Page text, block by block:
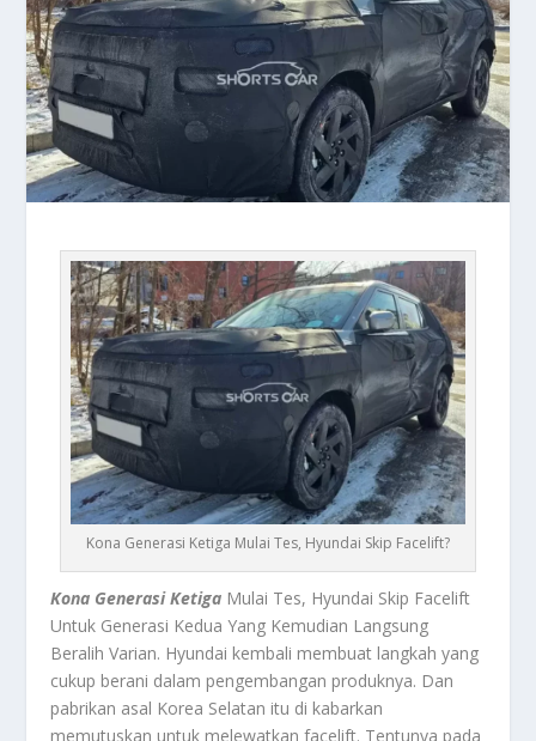
Kona Generasi Ketiga Mulai Tes, Hyundai Skip Facelift?
Kona Generasi Ketiga Mulai Tes, Hyundai Skip Facelift
Untuk Generasi Kedua Yang Kemudian Langsung
Beralih Varian. Hyundai kembali membuat langkah yang
cukup berani dalam pengembangan produknya. Dan
pabrikan asal Korea Selatan itu di kabarkan
memutuskan untuk melewatkan facelift. Tentunya pada